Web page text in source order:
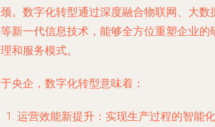
。数字化转型通过深度融合物联网、大数
新一代信息技术，能够全方位重塑企业的
和服务模式。
央企，数字化转型意味着：
运营效能新提升 ：实现生产过程的智能